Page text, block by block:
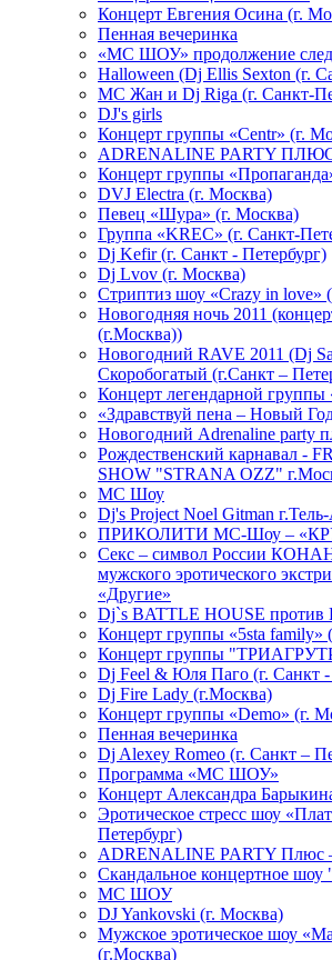
Концерт Евгения Осина (г.
Пенная вечеринка
«МС ШОУ» продолжение
Halloween (Dj Ellis Sexton (г.
МС Жан и Dj Riga (г. Санкт-
DJ's girls
Концерт группы «Centr» (г.
ADRENALINE PARTY
Концерт группы
DVJ Electra (г. Москва)
Певец «Шура» (г. Москва)
Группа «KREC» (г. Санкт-
Dj Kefir (г. Санкт - Петербург)
Dj Lvov (г. Москва)
Стриптиз шоу «Crazy in love»
Новогодняя ночь 2011
(г.Москва))
Новогодний RAVE 2011 (Dj
Скоробогатый (г.Санкт –
Концерт легендарной группы
«Здравствуй пена – Новый
Новогодний Adrenaline party
Рождественский карнавал -
SHOW "STRANA OZZ"
MC Шоу
Dj's Project Noel Gitman
ПРИКОЛИТИ МС-Шоу –
Секс – символ России
мужского эротического
«Другие»
Dj`s BATTLE HOUSE против
Концерт группы «5sta family»
Концерт группы
Dj Feel & Юля Паго (г. Санкт -
Dj Fire Lady (г.Москва)
Концерт группы «Demo» (г.
Пенная вечеринка
Dj Alexey Romeo (г. Санкт –
Программа «МС ШОУ»
Концерт Александра
Эротическое стресс шоу
Петербург)
ADRENALINE PARTY Плюс
Скандальное концертное
МС ШОУ
DJ Yankovski (г. Москва)
Мужское эротическое шоу
(г.Москва)